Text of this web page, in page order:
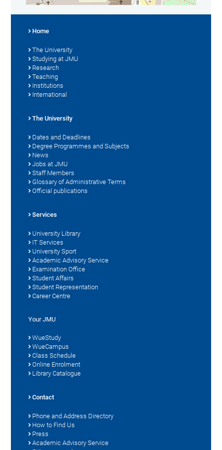
Home
The University
Studying at JMU
Research
Teaching
Institutions
International
The University
Dates and Deadlines
Degree Programmes and Subjects
News
Jobs at JMU
Staff Members
Glossary of Administrative Terms
Official publications
Services
University Library
IT Services
University Sport
Academic Advisory Service
Examination Office
Student Affairs
Student Representation
Career Centre
Your JMU
WueStudy
WueCampus
Class Schedule
Online Enrolment
Library Catalogue
Contact
Phone and Address Directory
How to Find Us
Press
Academic Advisory Service